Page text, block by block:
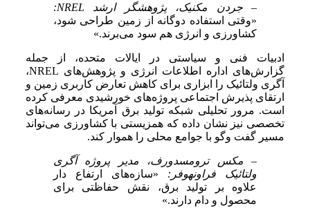
– جردن مکنیک، پژوهشگر ارشد NREL:
«وقتی استفاده دوگانه از زمین طراحی شود،
کشاورزی و انرژی هم سود می‌برند.»
ادبیات فنی و سیاستی در ایالات متحده، از جمله
گزارش‌های اداره اطلاعات انرژی و پژوهش‌های NREL،
آگری ولتائیک را ابزاری برای کاهش تعارض کاربری زمین و
ارتقای پذیرش اجتماعی پروژه‌های خورشیدی معرفی کرده
است. مرور تحلیلی شبکه تولید برق آمریکا در رسانه‌های
تخصصی نیز نشان داده که همزیستی با کشاورزی می‌تواند
مسیر گفت وگو با جوامع محلی را هموار کند.
– مکس ترومسدورف، مدیر پروژه آگری
ولتائیک فراونهوفر: «سازه‌های ارتفاع دار
علاوه بر تولید برق، نقش حفاظتی برای
محصول و دام دارند.»